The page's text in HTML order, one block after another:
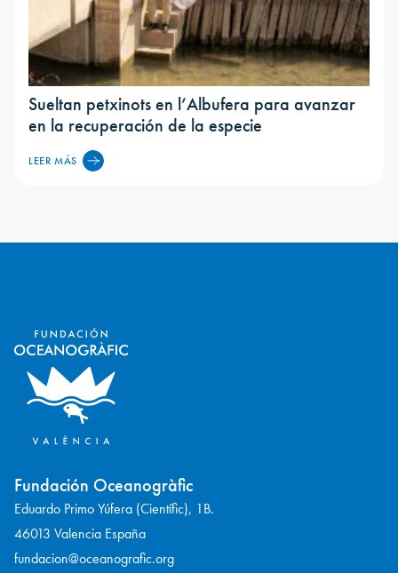
Sueltan petxinots en l’Albufera para avanzar
en la recuperación de la especie
LEER MÁS
Fundación Oceanogràfic
Eduardo Primo Yúfera (Científic), 1B.
46013 Valencia España
fundacion@oceanografic.org